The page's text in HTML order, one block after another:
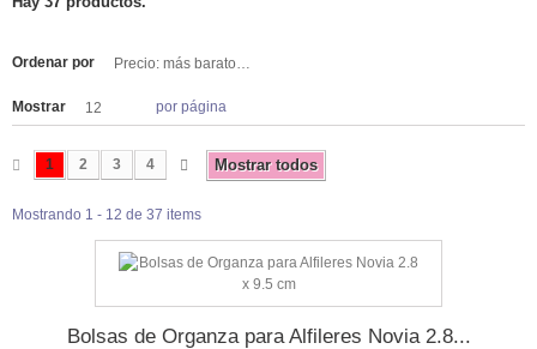
Ordenar por Precio: más baratos primero
Mostrar 12 por página
Mostrar todos
1 2 3 4
Mostrando 1 - 12 de 37 items
Bolsas de Organza para Alfileres Novia 2.8...